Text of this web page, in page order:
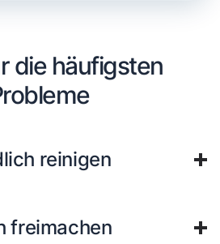
die häufigsten
reinigen
freimachen